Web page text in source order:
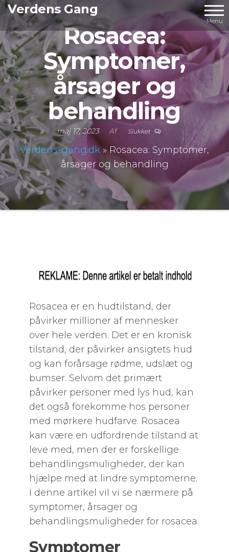
Videre
indhold
Verdens Gang
Menu
Rosacea:
Symptomer,
årsager og
behandling
maj 17, 2023 Af Slukket
Verdens-gang.dk» Rosacea: Symptomer,
årsager og behandling
Rosacea er en hudtilstand, der
påvirker millioner af mennesker
over hele verden. Det er en kronisk
tilstand, der påvirker ansigtets hud
og kan forårsage rødme, udslæt og
bumser. Selvom det primært
påvirker personer med lys hud, kan
det også forekomme hos personer
med mørkere hudfarve. Rosacea
kan være en udfordrende tilstand at
leve med, men der er forskellige
behandlingsmuligheder, der kan
hjælpe med at lindre symptomerne.
I denne artikel vil vi se nærmere på
symptomer, årsager og
behandlingsmuligheder for rosacea.
Symptomer